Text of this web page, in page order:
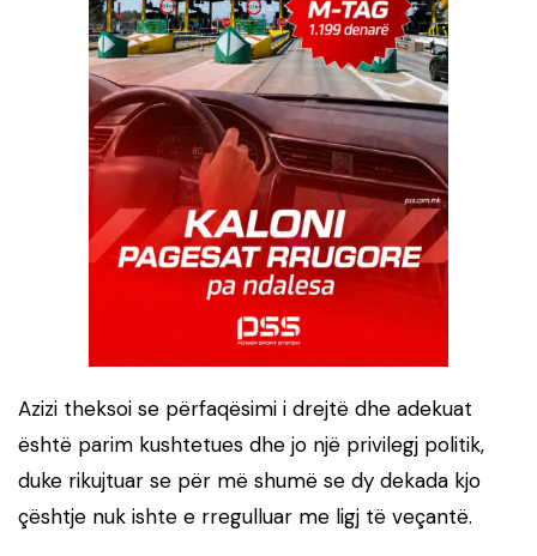
Azizi theksoi se përfaqësimi i drejtë dhe adekuat
është parim kushtetues dhe jo një privilegj politik,
duke rikujtuar se për më shumë se dy dekada kjo
çështje nuk ishte e rregulluar me ligj të veçantë.